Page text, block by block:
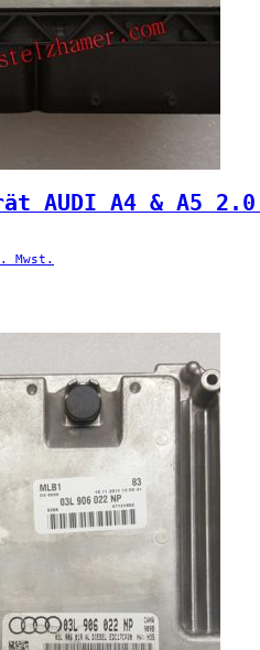
AUDI A4 & A5 2.0
Mwst.